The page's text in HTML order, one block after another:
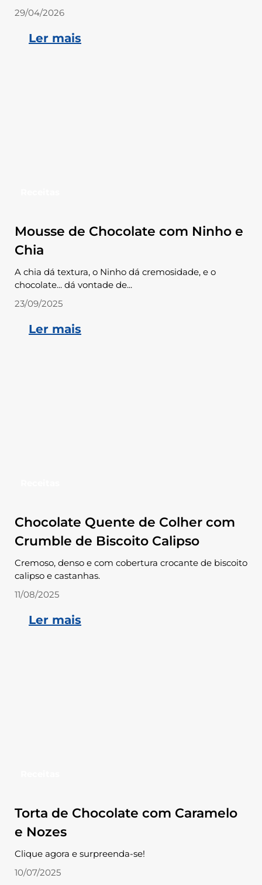
29/04/2026
Ler mais
Mousse de Chocolate com Ninho e
Chia
A chia dá textura, o Ninho dá cremosidade, e o
chocolate... dá vontade de...
23/09/2025
Ler mais
Chocolate Quente de Colher com
Crumble de Biscoito Calipso
Cremoso, denso e com cobertura crocante de biscoito
calipso e castanhas.
11/08/2025
Ler mais
Torta de Chocolate com Caramelo
e Nozes
Clique agora e surpreenda-se!
10/07/2025